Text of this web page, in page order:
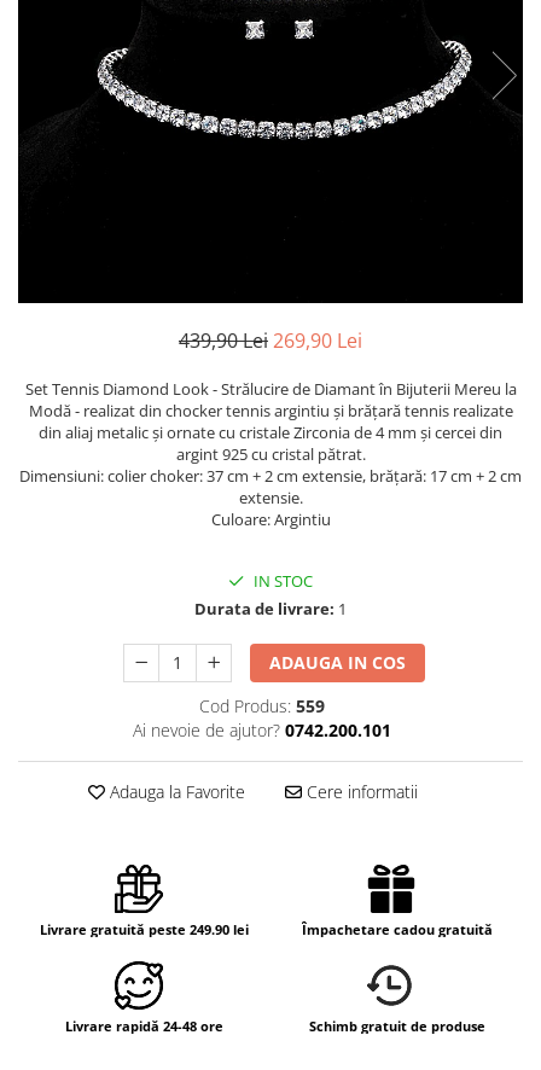
439,90 Lei269,90 Lei
Set Tennis Diamond Look - Strălucire de Diamant în Bijuterii Mereu la
Modă - realizat din chocker tennis argintiu și brățară tennis realizate
din aliaj metalicși ornate cu cristale Zirconia de 4 mm și cercei din
argint 925 cu cristal pătrat.
Dimensiuni: colier choker: 37 cm + 2 cm extensie, brățară: 17 cm + 2 cm
extensie.
Culoare: Argintiu
IN STOC
Durata de livrare: 1
ADAUGA IN COS
Cod Produs: 559
Ai nevoie de ajutor? 0742.200.101
Adauga la Favorite Cere informatii
Livrare gratuită peste 249.90 lei Împachetare cadou gratuită
Livrare rapidă 24-48 ore Schimb gratuit de produse